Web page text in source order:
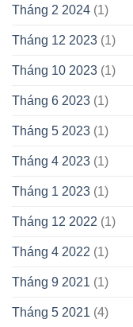
Tháng 2 2024 (1)
Tháng 12 2023 (1)
Tháng 10 2023 (1)
Tháng 6 2023 (1)
Tháng 5 2023 (1)
Tháng 4 2023 (1)
Tháng 1 2023 (1)
Tháng 12 2022 (1)
Tháng 4 2022 (1)
Tháng 9 2021 (1)
Tháng 5 2021 (4)